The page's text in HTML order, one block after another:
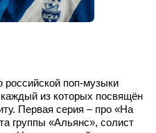
российской поп-музыки
из которых посвящён
Первая серия – про «На
группы «Альянс», солист